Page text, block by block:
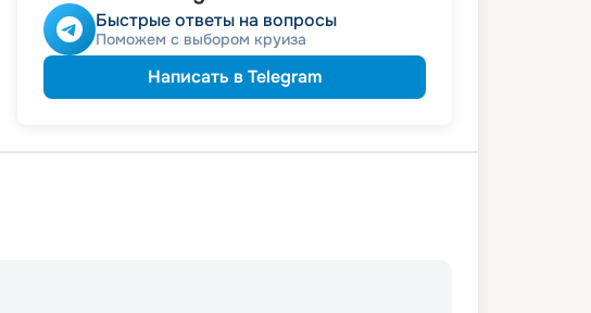
Быстрые ответы на вопросы
Поможем с выбором круиза
Написать в Telegram